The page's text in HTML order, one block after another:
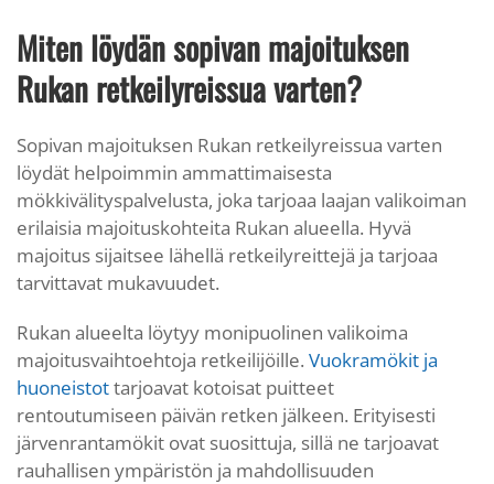
Miten löydän sopivan majoituksen
Rukan retkeilyreissua varten?
Sopivan majoituksen Rukan retkeilyreissua varten
löydät helpoimmin ammattimaisesta
mökkivälityspalvelusta, joka tarjoaa laajan valikoiman
erilaisia majoituskohteita Rukan alueella. Hyvä
majoitus sijaitsee lähellä retkeilyreittejä ja tarjoaa
tarvittavat mukavuudet.
Rukan alueelta löytyy monipuolinen valikoima
majoitusvaihtoehtoja retkeilijöille. Vuokramökit ja
huoneistottarjoavat kotoisat puitteet
rentoutumiseen päivän retken jälkeen. Erityisesti
järvenrantamökit ovat suosittuja, sillä ne tarjoavat
rauhallisen ympäristön ja mahdollisuuden